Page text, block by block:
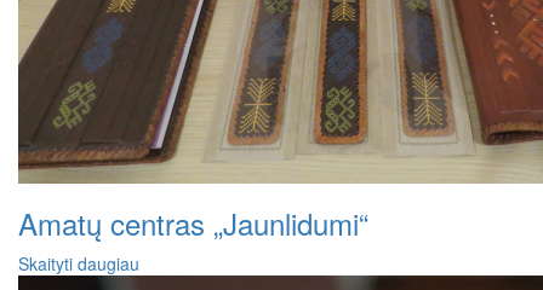
Amatų centras „Jaunlidumi“
Skaityti daugiau